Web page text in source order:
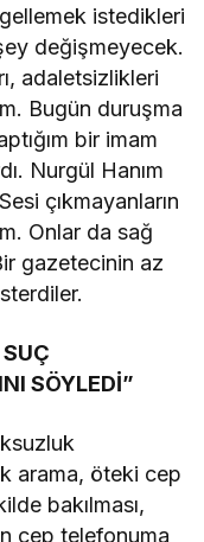
istedikleri
değişmeyecek.
adaletsizlikleri
Bugün duruşma
bir imam
Nurgül Hanım
çıkmayanların
Onlar da sağ
gazetecinin az
SÖYLEDİ”
arama, öteki cep
bakılması,
cep telefonuma